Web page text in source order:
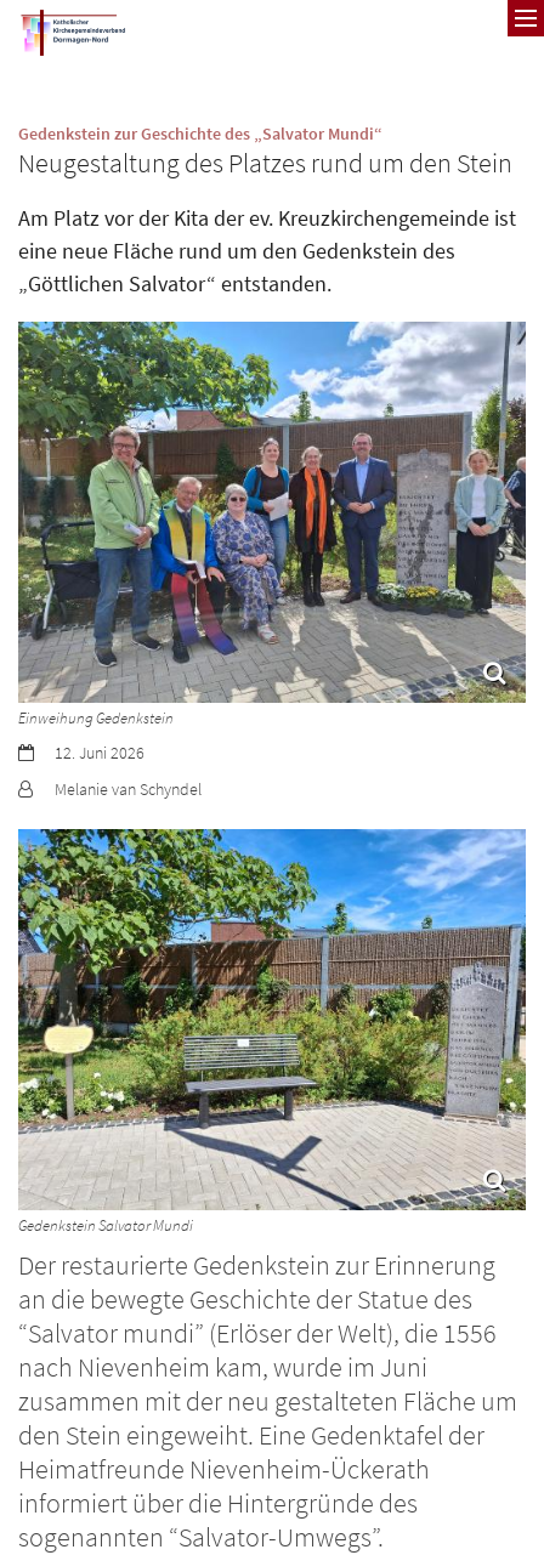
Zum Inhalt springen
Gedenkstein zur Geschichte des „Salvator Mundi“
Neugestaltung des Platzes rund um den Stein
Am Platz vor der Kita der ev. Kreuzkirchengemeinde ist
eine neue Fläche rund um den Gedenkstein des
„Göttlichen Salvator“ entstanden.
Einweihung Gedenkstein
Datum:12. Juni 2026
Von:
Melanie van Schyndel
Gedenkstein Salvator Mundi
Der restaurierte Gedenkstein zur Erinnerung
an die bewegte Geschichte der Statue des
“Salvator mundi” (Erlöser der Welt), die 1556
nach Nievenheim kam, wurde im Juni
zusammen mit der neu gestalteten Fläche um
den Stein eingeweiht. Eine Gedenktafel der
Heimatfreunde Nievenheim-Ückerath
informiert über die Hintergründe des
sogenannten “Salvator-Umwegs”.